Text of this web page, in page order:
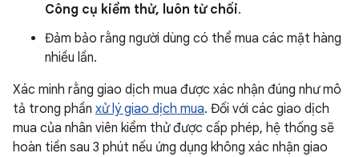
Công cụ kiểm thử, luôn từ chối.
Đảm bảo rằng người dùng có thể mua các mặt hàng
nhiều lần.
Xác minh rằng giao dịch mua được xác nhận đúng như mô
tả trong phần xử lý giao dịch mua. Đối với các giao dịch
mua của nhân viên kiểm thử được cấp phép, hệ thống sẽ
hoàn tiền sau 3 phút nếu ứng dụng không xác nhận giao